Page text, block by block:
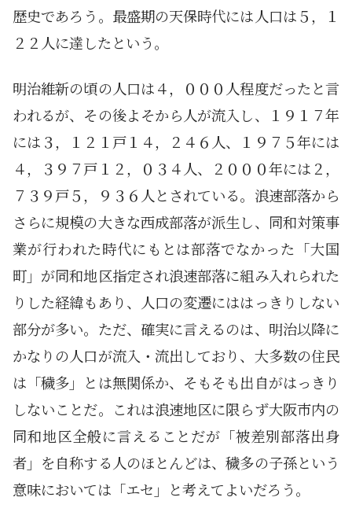
歴史であろう。最盛期の天保時代には人口は５，１
２２人に達したという。
明治維新の頃の人口は４，０００人程度だったと言
われるが、その後よそから人が流入し、１９１７年
には３，１２１戸１４，２４６人、１９７５年には
４，３９７戸１２，０３４人、２０００年には２，
７３９戸５，９３６人とされている。浪速部落から
さらに規模の大きな西成部落が派生し、同和対策事
業が行われた時代にもとは部落でなかった「大国
町」が同和地区指定され浪速部落に組み入れられた
りした経緯もあり、人口の変遷にははっきりしない
部分が多い。ただ、確実に言えるのは、明治以降に
かなりの人口が流入・流出しており、大多数の住民
は「穢多」とは無関係か、そもそも出自がはっきり
しないことだ。これは浪速地区に限らず大阪市内の
同和地区全般に言えることだが「被差別部落出身
者」を自称する人のほとんどは、穢多の子孫という
意味においては「エセ」と考えてよいだろう。